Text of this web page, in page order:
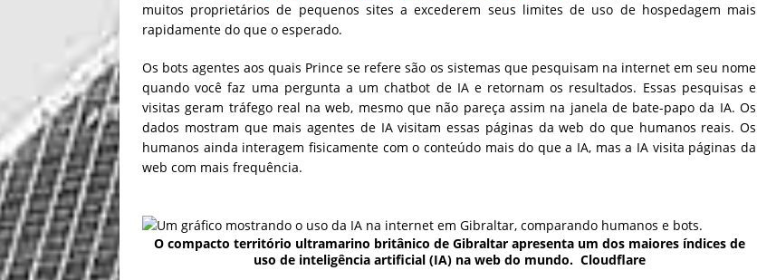
muitos proprietários de pequenos sites a excederem seus limites de uso de hospedagem mais
rapidamente do que o esperado.
Os bots agentes aos quais Prince se refere são os sistemas que pesquisam na internet em seu nome
quando você faz uma pergunta a um chatbot de IA e retornam os resultados. Essas pesquisas e
visitas geram tráfego real na web, mesmo que não pareça assim na janela de bate-papo da IA. Os
dados mostram que mais agentes de IA visitam essas páginas da web do que humanos reais. Os
humanos ainda interagem fisicamente com o conteúdo mais do que a IA, mas a IA visita páginas da
web com mais frequência.
O compacto território ultramarino britânico de Gibraltar apresenta um dos maiores índices de
uso de inteligência artificial (IA) na web do mundo. Cloudflare